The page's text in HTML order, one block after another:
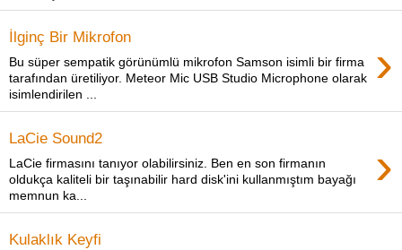
İlginç Bir Mikrofon ›
Bu süper sempatik görünümlü mikrofon Samson isimli bir firma
tarafından üretiliyor. Meteor Mic USB Studio Microphone olarak
isimlendirilen ...
LaCie Sound2 ›
LaCie firmasını tanıyor olabilirsiniz. Ben en son firmanın
oldukça kaliteli bir taşınabilir hard disk'ini kullanmıştım bayağı
memnun ka...
Kulaklık Keyfi